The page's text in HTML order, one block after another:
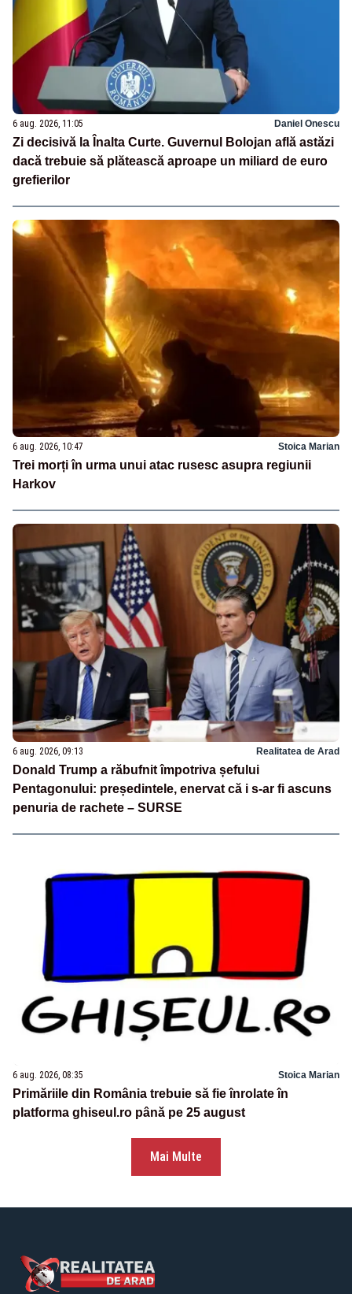
6 aug. 2026, 11:05 Daniel Onescu
Zi decisivă la Înalta Curte. Guvernul Bolojan află astăzi
dacă trebuie să plătească aproape un miliard de euro
grefierilor
6 aug. 2026, 10:47 Stoica Marian
Trei morți în urma unui atac rusesc asupra regiunii
Harkov
6 aug. 2026, 09:13 Realitatea de Arad
Donald Trump a răbufnit împotriva șefului
Pentagonului: președintele, enervat că i s-ar fi ascuns
penuria de rachete – SURSE
6 aug. 2026, 08:35 Stoica Marian
Primăriile din România trebuie să fie înrolate în
platforma ghiseul.ro până pe 25 august
Mai Multe